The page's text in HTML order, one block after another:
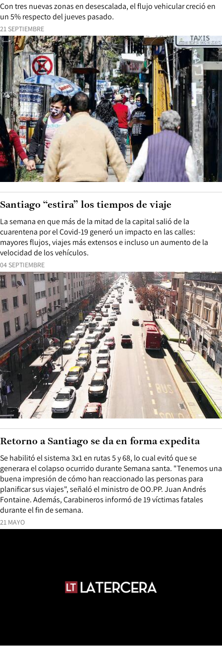
21 SEPTIEMBRE
Con tres nuevas zonas en desescalada, el flujo vehicular creció en
un 5% respecto del jueves pasado.
04 SEPTIEMBRE
La semana en que más de la mitad de la capital salió de la
cuarentena por el Covid-19 generó un impacto en las calles:
mayores flujos, viajes más extensos e incluso un aumento de la
velocidad de los vehículos.
Santiago “estira” los tiempos de viaje
21 MAYO
Se habilitó el sistema 3x1 en rutas 5 y 68, lo cual evitó que se
generara el colapso ocurrido durante Semana santa. "Tenemos una
buena impresión de cómo han reaccionado las personas para
planificar sus viajes", señaló el ministro de OO.PP. Juan Andrés
Fontaine. Además, Carabineros informó de 19 víctimas fatales
durante el fin de semana.
Retorno a Santiago se da en forma expedita